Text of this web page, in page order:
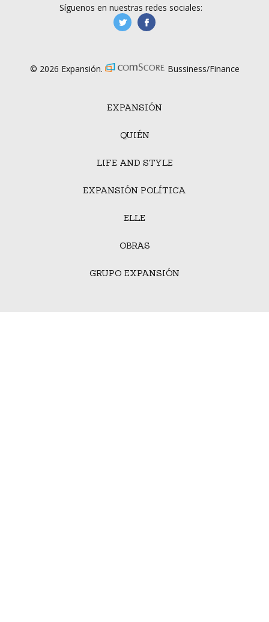
EXPANSIÓN
QUIÉN
LIFE AND STYLE
EXPANSIÓN POLÍTICA
ELLE
OBRAS
GRUPO EXPANSIÓN
Síguenos en nuestras redes sociales:
manufacturaGE
© 2026 Expansión. Bussiness/Finance